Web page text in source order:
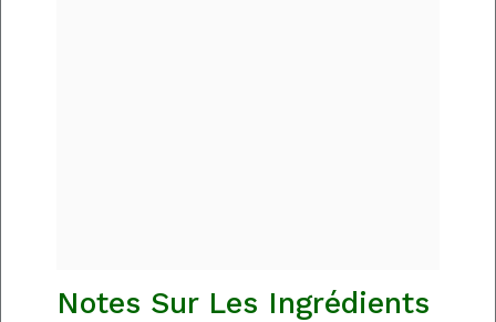
Notes Sur Les Ingrédients